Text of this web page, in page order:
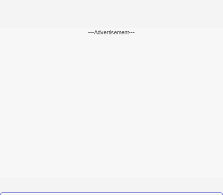
---Advertisement---